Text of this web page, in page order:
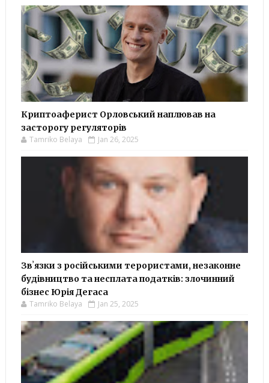
Криптоаферист Орловський наплював на
засторогу регуляторів
Tamriko Belaya Jan 26, 2025
Звʼязки з російськими терористами, незаконне
будівництво та несплата податків: злочинний
бізнес Юрія Дегаса
Tamriko Belaya Jan 25, 2025